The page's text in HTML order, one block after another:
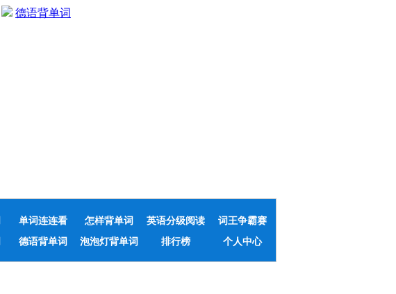
德语背单词
单词连连看 怎样背单词 英语分级阅读
词王争霸赛
德语背单词 泡泡灯背单词 排行榜 个人中心